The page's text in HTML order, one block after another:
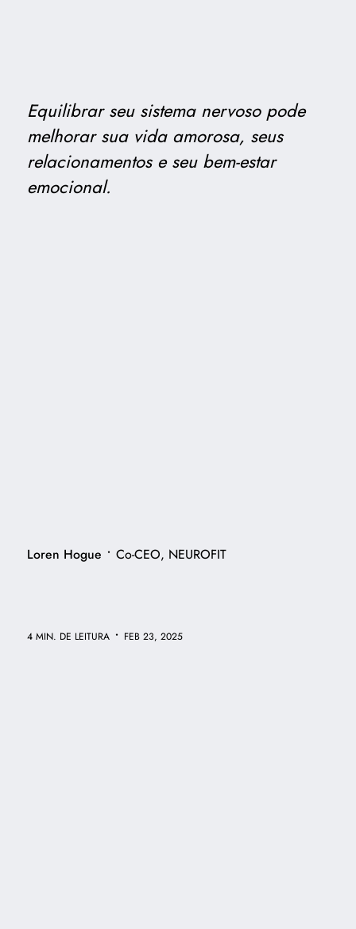
Equilibrar seu sistema nervoso pode
melhorar sua vida amorosa, seus
relacionamentos e seu bem-estar
emocional.
Loren Hogue • Co-CEO, NEUROFIT
4 MIN. DE LEITURA • FEB 23, 2025